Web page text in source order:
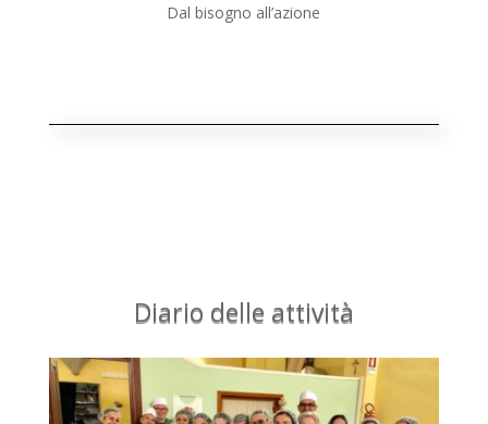
Dal bisogno all’azione
Diario delle attività